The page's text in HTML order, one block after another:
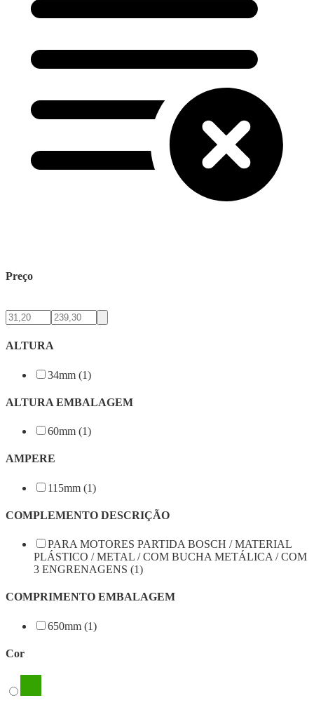
Preço
ALTURA
34mm (1)
ALTURA EMBALAGEM
60mm (1)
AMPERE
115mm (1)
COMPLEMENTO DESCRIÇÃO
PARA MOTORES PARTIDA BOSCH / MATERIAL
PLÁSTICO / METAL / COM BUCHA METÁLICA / COM
3 ENGRENAGENS (1)
COMPRIMENTO EMBALAGEM
650mm (1)
Cor